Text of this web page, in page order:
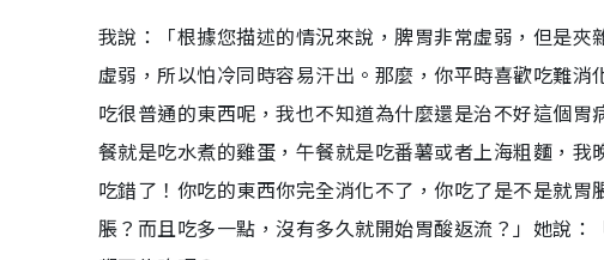
我說：「根據您描述的情況來說，脾胃非常虛弱，但是
虛弱，所以怕冷同時容易汗出。那麼，你平時喜歡吃難
吃很普通的東西呢，我也不知道為什麼還是治不好這個
餐就是吃水煮的雞蛋，午餐就是吃番薯或者上海粗麵，
吃錯了！你吃的東西你完全消化不了，你吃了是不是就
脹？而且吃多一點，沒有多久就開始胃酸返流？」她說